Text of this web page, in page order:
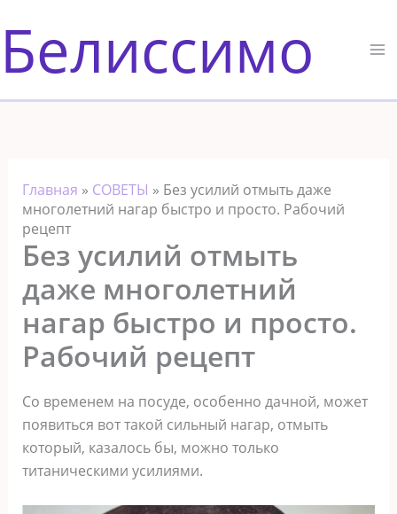
к
содержимому
Белиссимо
Главная » СОВЕТЫ » Без усилий отмыть даже
многолетний нагар быстро и просто. Рабочий
рецепт
Без усилий отмыть
даже многолетний
нагар быстро и просто.
Рабочий рецепт
Со временем на посуде, особенно дачной, может
появиться вот такой сильный нагар, отмыть
который, казалось бы, можно только
титаническими усилиями.